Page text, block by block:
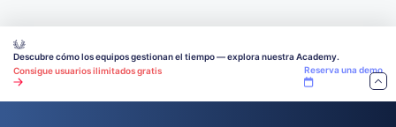
Descubre cómo los equipos gestionan el tiempo — explora nuestra Academy.
Consigue usuarios ilimitados gratis
Reserva una demo